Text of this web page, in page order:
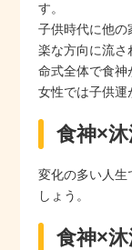
す。
子供時代に他の
楽な方向に流さ
命式全体で食神
女性では子供運
食神×
変化の多い人生
しょう。
食神×